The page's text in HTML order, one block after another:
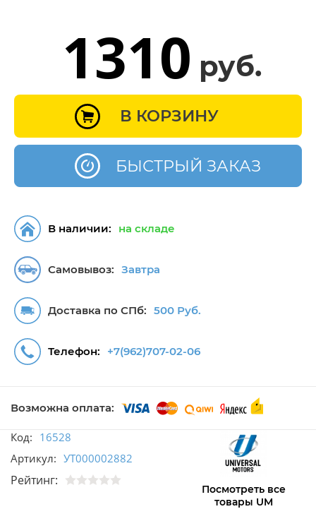
1310 руб.
БЫСТРЫЙ ЗАКАЗ
В КОРЗИНУ
Самовывоз: Завтра
Доставка по СПб: 500 Руб.
В наличии: на складе
Телефон: +7(962)707-02-06
Возможна оплата:
Код: 16528
Артикул: УТ000002882
Рейтинг:
Посмотреть все
товары UM